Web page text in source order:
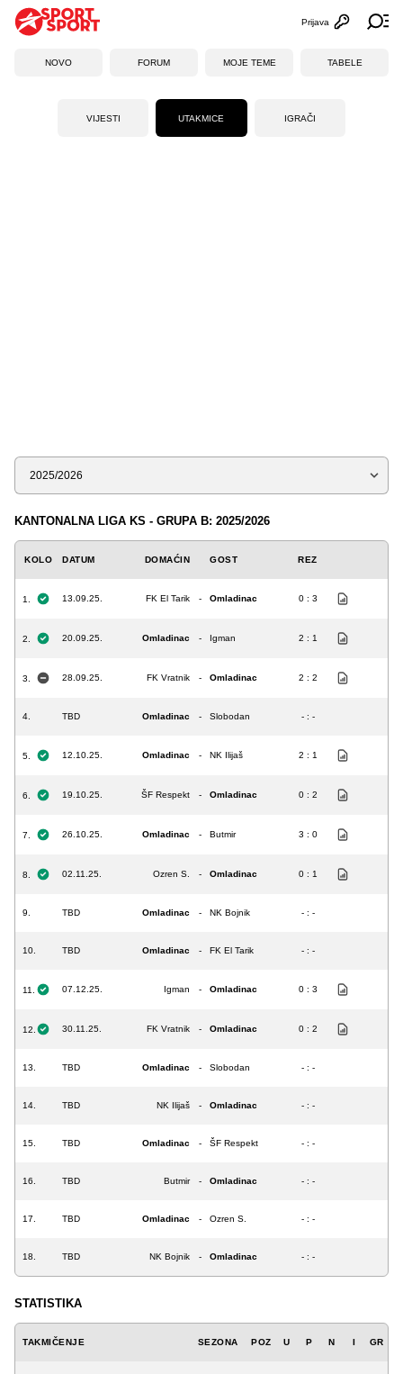
Otvori
Prijava
NOVO FORUM MOJE TEME TABELE
VIJESTI UTAKMICE IGRAČI
Sezona
KANTONALNA LIGA KS - GRUPA B: 2025/2026
KOLO DATUM DOMAĆIN GOST REZ
1. 13.09.25. FK El Tarik - Omladinac 0 : 3
2. 20.09.25. Omladinac - Igman 2 : 1
3. 28.09.25. FK Vratnik - Omladinac 2 : 2
4. TBD Omladinac - Slobodan - : -
5. 12.10.25. Omladinac - NK Ilijaš 2 : 1
6. 19.10.25. ŠF Respekt - Omladinac 0 : 2
7. 26.10.25. Omladinac - Butmir 3 : 0
8. 02.11.25. Ozren S. - Omladinac 0 : 1
9. TBD Omladinac - NK Bojnik - : -
10. TBD Omladinac - FK El Tarik - : -
11. 07.12.25. Igman - Omladinac 0 : 3
12. 30.11.25. FK Vratnik - Omladinac 0 : 2
13. TBD Omladinac - Slobodan - : -
14. TBD NK Ilijaš - Omladinac - : -
15. TBD Omladinac - ŠF Respekt - : -
16. TBD Butmir - Omladinac - : -
17. TBD Omladinac - Ozren S. - : -
18. TBD NK Bojnik - Omladinac - : -
STATISTIKA
TAKMIČENJE SEZONA POZ U P N I GR